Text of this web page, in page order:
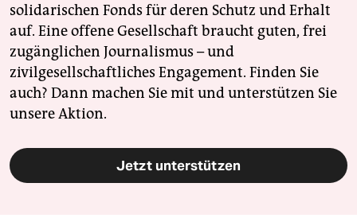
solidarischen Fonds für deren Schutz und Erhalt
auf. Eine offene Gesellschaft braucht guten, frei
zugänglichen Journalismus – und
zivilgesellschaftliches Engagement. Finden Sie
auch? Dann machen Sie mit und unterstützen Sie
unsere Aktion.
Jetzt unterstützen